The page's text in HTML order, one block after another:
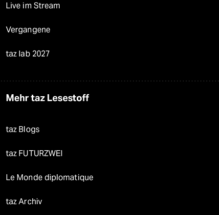
Live im Stream
Vergangene
taz lab 2027
Mehr taz Lesestoff
taz Blogs
taz FUTURZWEI
Le Monde diplomatique
taz Archiv